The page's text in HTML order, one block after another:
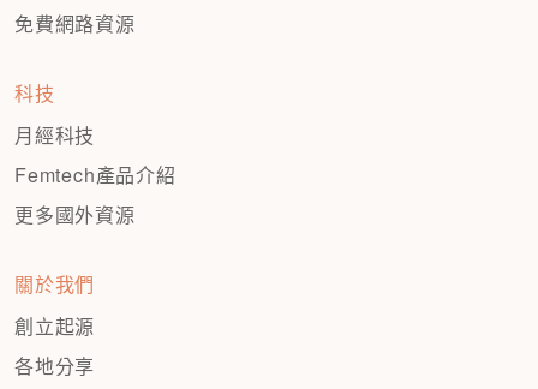
免費網路資源
科技
月經科技
Femtech產品介紹
更多國外資源
關於我們
創立起源
各地分享